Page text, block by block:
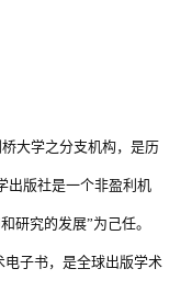
大学之分支机构，是历
出版社是一个非盈利机
研究的发展”为己任。
电子书，是全球出版学术